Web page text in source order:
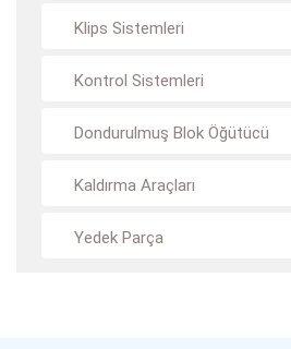
Klips Sistemleri
Kontrol Sistemleri
Dondurulmuş Blok Öğütücü
Kaldırma Araçları
Yedek Parça